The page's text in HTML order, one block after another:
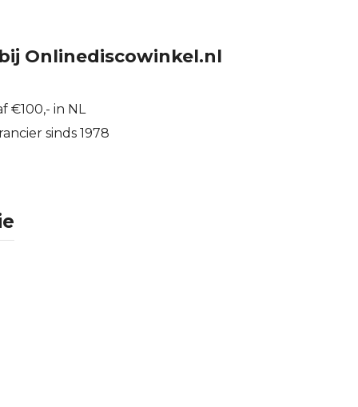
Onlinediscowinkel.nl
€100,- in NL
sinds 1978